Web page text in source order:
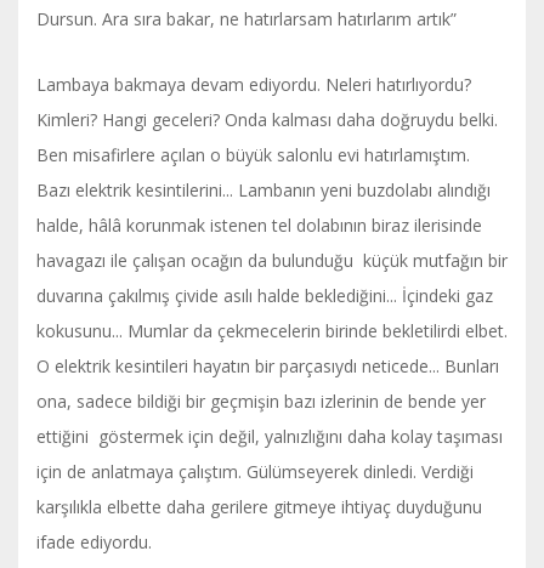
Dursun. Ara sıra bakar, ne hatırlarsam hatırlarım artık”
Lambaya bakmaya devam ediyordu. Neleri hatırlıyordu?
Kimleri? Hangi geceleri? Onda kalması daha doğruydu belki.
Ben misafirlere açılan o büyük salonlu evi hatırlamıştım.
Bazı elektrik kesintilerini... Lambanın yeni buzdolabı alındığı
halde, hâlâ korunmak istenen tel dolabının biraz ilerisinde
havagazı ile çalışan ocağın da bulunduğu küçük mutfağın bir
duvarına çakılmış çivide asılı halde beklediğini... İçindeki gaz
kokusunu... Mumlar da çekmecelerin birinde bekletilirdi elbet.
O elektrik kesintileri hayatın bir parçasıydı neticede... Bunları
ona, sadece bildiği bir geçmişin bazı izlerinin de bende yer
ettiğini göstermek için değil, yalnızlığını daha kolay taşıması
için de anlatmaya çalıştım. Gülümseyerek dinledi. Verdiği
karşılıkla elbette daha gerilere gitmeye ihtiyaç duyduğunu
ifade ediyordu.